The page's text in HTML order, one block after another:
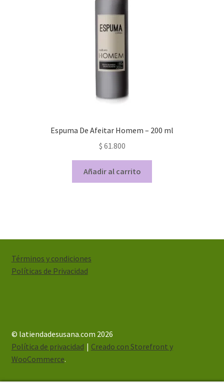
Espuma De Afeitar Homem – 200 ml
$ 61.800
Añadir al carrito
Términos y condiciones
Políticas de Privacidad
© latiendadesusana.com 2026
Política de privacidad
Creado con Storefront y
WooCommerce.